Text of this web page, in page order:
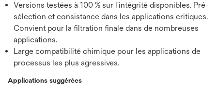
Versions testées à 100 % sur l'intégrité disponibles. Pré-
sélection et consistance dans les applications critiques.
Convient pour la filtration finale dans de nombreuses
applications.
Large compatibilité chimique pour les applications de
processus les plus agressives.
Applications suggérées